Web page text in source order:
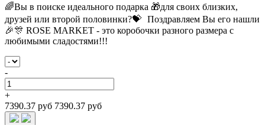
🌈Вы в поиске идеального подарка 🎁для своих близких,
друзей или второй половинки?💝 Поздравляем Вы его нашли
🎉🎊 ROSE MARKET - это коробочки разного размера с
любимыми сладостями!!!
-
+
7390.37 руб 7390.37 руб